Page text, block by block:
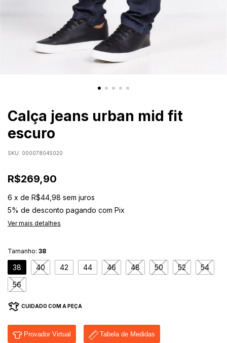
Calça jeans urban mid fit
escuro
SKU: 000078045020
R$269,90
6 x de R$44,98 sem juros
5% de desconto pagando com Pix
Ver mais detalhes
Tamanho: 38
38 40 42 44 46 48 50 52
54
56
CUIDADO COM A PEÇA
Provador Virtual Tabela de Medidas